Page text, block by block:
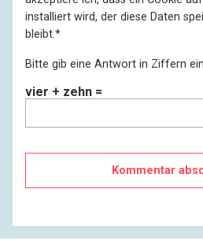
installiert wird, der diese Daten
bleibt.*
Bitte gib eine Antwort in Ziffern
vier + zehn =